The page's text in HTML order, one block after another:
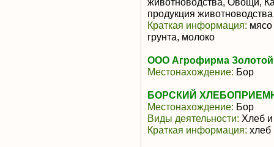
продукция животноводства
Краткая информация: мясо
грунта, молоко
ООО Агрофирма Золотой
Местонахождение: Бор
БОРСКИЙ
Местонахождение: Бор
Виды деятельности: Хлеб
Краткая информация: хлеб